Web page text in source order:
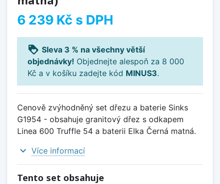
6 239 Kč s DPH
loyalty Sleva 3 % na všechny větší
objednávky! Objednejte alespoň za 8 000
Kč a v košíku zadejte kód MINUS3.
Cenově zvýhodněný set dřezu a baterie Sinks
G1954 - obsahuje granitový dřez s odkapem
Linea 600 Truffle 54 a baterii Elka Černá matná.
expand_more Více informací
Tento set obsahuje